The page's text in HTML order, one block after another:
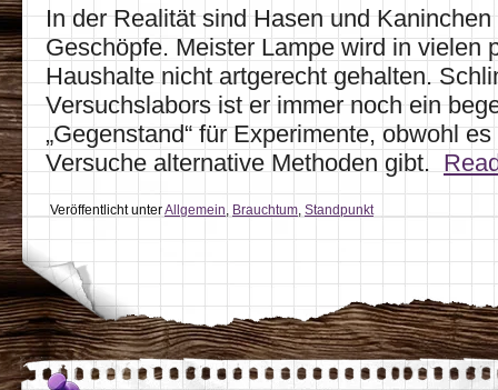
In der Realität sind Hasen und
Geschöpfe. Meister Lampe wird in vielen
Haushalte nicht artgerecht gehalten.
Versuchslabors ist er immer noch ein
„Gegenstand“ für Experimente, obwohl
Versuche alternative Methoden gibt.
Veröffentlicht unterAllgemein, Brauchtum, Standpunkt